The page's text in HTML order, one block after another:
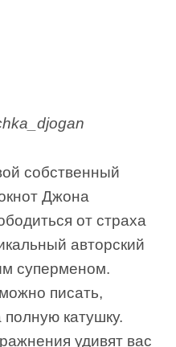
собственный
Джона
от страха
авторский
суперменом.
писать,
полную катушку.
удивят вас